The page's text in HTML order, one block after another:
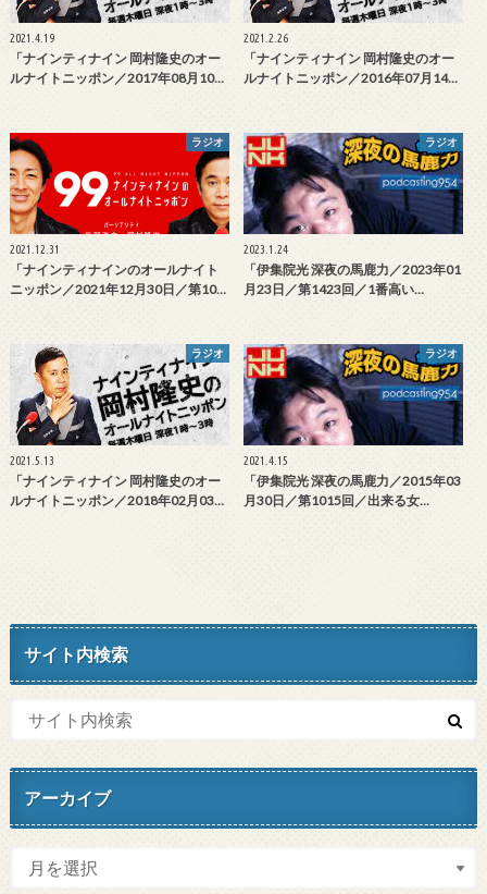
2021.4.19
「ナインティナイン 岡村隆史のオー
ルナイトニッポン／2017年08月10…
2021.2.26
「ナインティナイン 岡村隆史のオー
ルナイトニッポン／2016年07月14…
ラジオ
2021.12.31
「ナインティナインのオールナイト
ニッポン／2021年12月30日／第10…
ラジオ
2023.1.24
「伊集院光 深夜の馬鹿力／2023年01
月23日／第1423回／1番高い…
ラジオ
2021.5.13
「ナインティナイン 岡村隆史のオー
ルナイトニッポン／2018年02月03…
ラジオ
2021.4.15
「伊集院光 深夜の馬鹿力／2015年03
月30日／第1015回／出来る女…
サイト内検索
アーカイブ